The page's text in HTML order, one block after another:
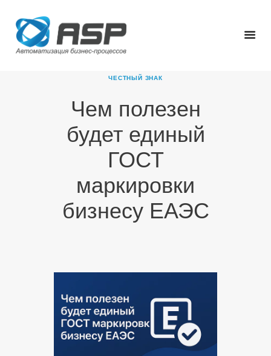
ЧЕСТНЫЙ ЗНАК
Чем полезен
будет единый
ГОСТ
маркировки
бизнесу ЕАЭС
ГЛАВНАЯ
О КОМПАНИИ
ПРОДУКТЫ
КАРЬЕРА
ПАРТНЕРЫ
КОНТАКТЫ